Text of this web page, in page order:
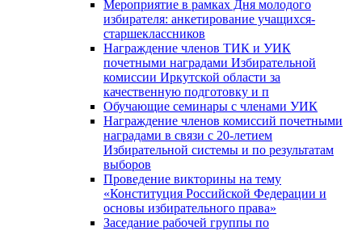
Мероприятие в рамках Дня молодого
избирателя: анкетирование учащихся-
старшеклассников
Награждение членов ТИК и УИК
почетными наградами Избирательной
комиссии Иркутской области за
качественную подготовку и п
Обучающие семинары с членами УИК
Награждение членов комиссий почетными
наградами в связи с 20-летием
Избирательной системы и по результатам
выборов
Проведение викторины на тему
«Конституция Российской Федерации и
основы избирательного права»
Заседание рабочей группы по